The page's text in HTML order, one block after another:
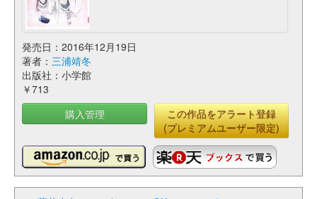
発売日：2016年12月19日
著者： 三浦靖冬
出版社：小学館
￥713
購入管理
この作品をアラート登録
(プレミアムユーザー限定)